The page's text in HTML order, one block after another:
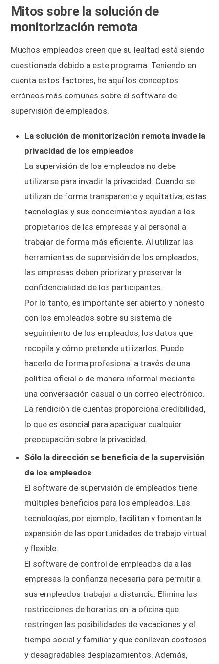
Mitos sobre la solución de
monitorización remota
Muchos empleados creen que su lealtad está siendo
cuestionada debido a este programa. Teniendo en
cuenta estos factores, he aquí los conceptos
erróneos más comunes sobre el software de
supervisión de empleados.
La solución de monitorización remota invade la
privacidad de los empleados
La supervisión de los empleados no debe
utilizarse para invadir la privacidad. Cuando se
utilizan de forma transparente y equitativa, estas
tecnologías y sus conocimientos ayudan a los
propietarios de las empresas y al personal a
trabajar de forma más eficiente. Al utilizar las
herramientas de supervisión de los empleados,
las empresas deben priorizar y preservar la
confidencialidad de los participantes.
Por lo tanto, es importante ser abierto y honesto
con los empleados sobre su sistema de
seguimiento de los empleados, los datos que
recopila y cómo pretende utilizarlos. Puede
hacerlo de forma profesional a través de una
política oficial o de manera informal mediante
una conversación casual o un correo electrónico.
La rendición de cuentas proporciona credibilidad,
lo que es esencial para apaciguar cualquier
preocupación sobre la privacidad.
Sólo la dirección se beneficia de la supervisión
de los empleados
El software de supervisión de empleados tiene
múltiples beneficios para los empleados. Las
tecnologías, por ejemplo, facilitan y fomentan la
expansión de las oportunidades de trabajo virtual
y flexible.
El software de control de empleados da a las
empresas la confianza necesaria para permitir a
sus empleados trabajar a distancia. Elimina las
restricciones de horarios en la oficina que
restringen las posibilidades de vacaciones y el
tiempo social y familiar y que conllevan costosos
y desagradables desplazamientos. Además,